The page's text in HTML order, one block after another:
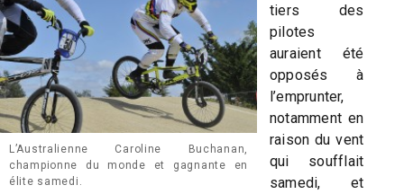
L’Australienne Caroline Buchanan,
championne du monde et gagnante en
élite samedi.
tiers des
pilotes
auraient été
opposés à
l’emprunter,
notamment en
raison du vent
qui soufflait
samedi, et